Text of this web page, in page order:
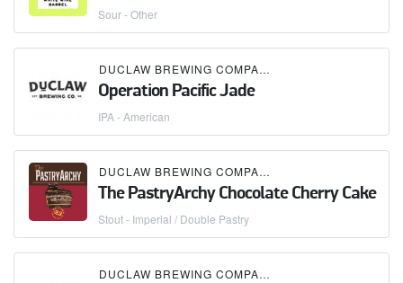
Sour - Other
DUCLAW BREWING COMPANY
Operation Pacific Jade
IPA - American
DUCLAW BREWING COMPANY
The PastryArchy Chocolate Cherry Cake
Stout - Imperial / Double Pastry
DUCLAW BREWING COMPANY